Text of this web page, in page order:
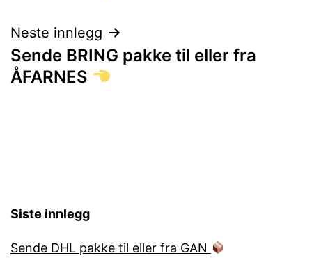
Neste innlegg
Sende BRING pakke til eller fra
ÅFARNES
Siste innlegg
Sende DHL pakke til eller fra GAN